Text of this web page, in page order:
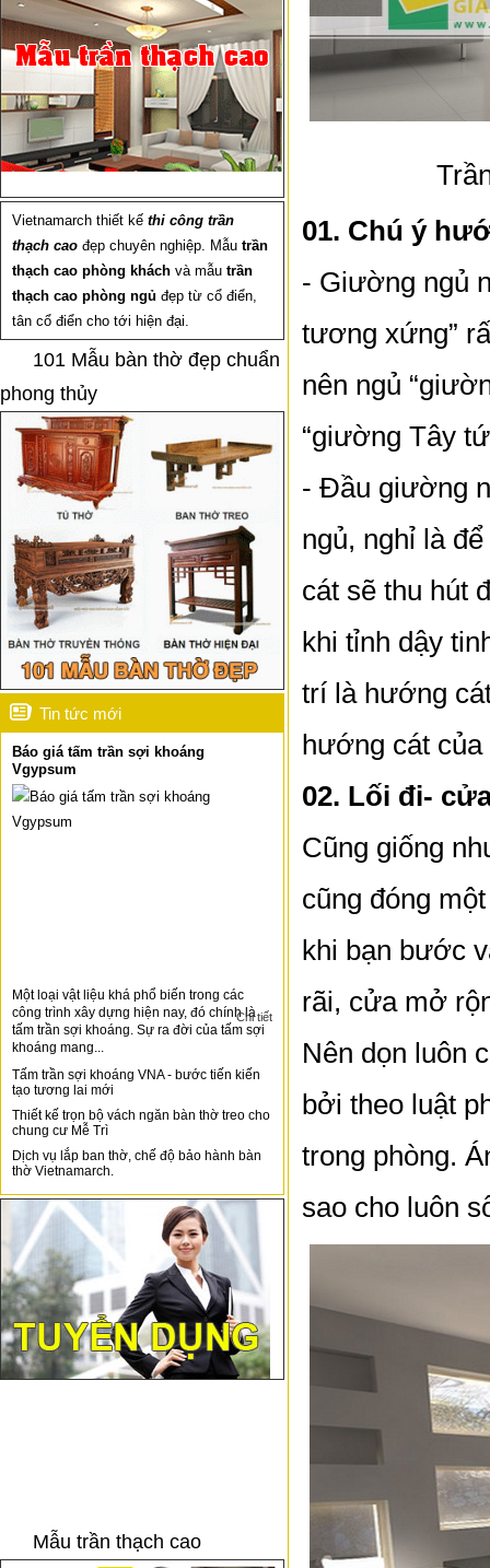
Vietnamarch thiết kế thi công trần
thạch cao đẹp chuyên nghiệp. Mẫu trần
thạch cao phòng khách và mẫu trần
thạch cao phòng ngủ đẹp từ cổ điển,
tân cổ điển cho tới hiện đại.
101 Mẫu bàn thờ đẹp chuẩn
phong thủy
Tin tức mới
Báo giá tấm trần sợi khoáng
Vgypsum
Một loại vật liệu khá phổ biến trong các
công trình xây dựng hiện nay, đó chính là
tấm trần sợi khoáng. Sự ra đời của tấm sợi
khoáng mang...
Chi tiết
Tấm trần sợi khoáng VNA - bước tiến kiến
tạo tương lai mới
Thiết kế trọn bộ vách ngăn bàn thờ treo cho
chung cư Mễ Trì
Dịch vụ lắp ban thờ, chế độ bảo hành bàn
thờ Vietnamarch.
Mẫu trần thạch cao
01. Chú ý
- Giường ngủ
tương xứng”
nên ngủ
“giường Tây
- Đầu giường
ngủ, nghỉ là
cát sẽ thu hút
khi tỉnh dậy
trí là hướng
hướng cát của
02. Lối đi-
Cũng giống
cũng đóng
khi bạn bước
rãi, cửa mở
Nên dọn luôn
bởi theo luật
trong phòng.
sao cho luôn